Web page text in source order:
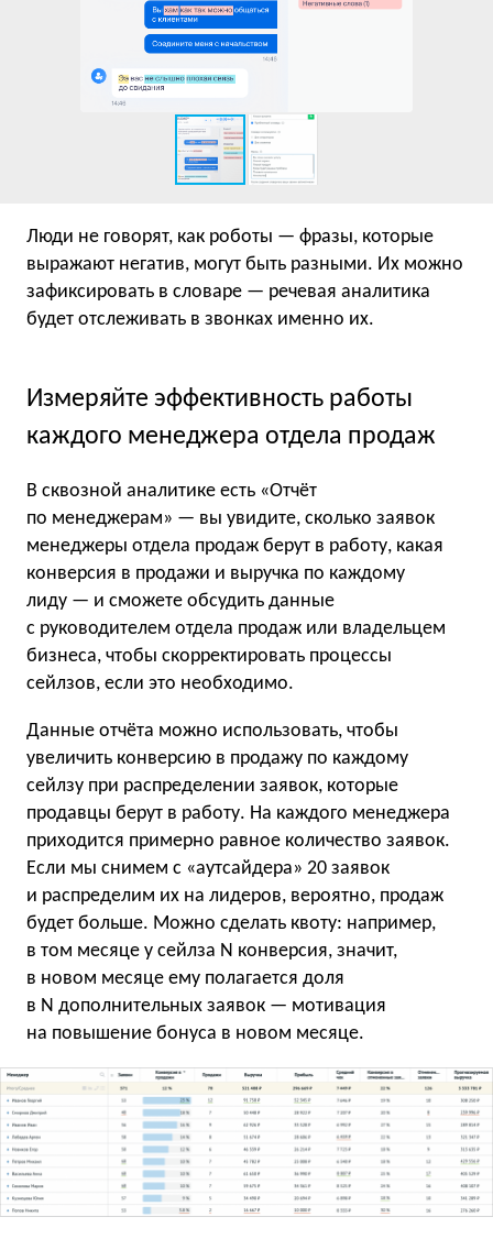
Люди не говорят, как роботы — фразы, которые
выражают негатив, могут быть разными. Их можно
зафиксировать в словаре — речевая аналитика
будет отслеживать в звонках именно их.
Измеряйте эффективность работы
каждого менеджера отдела продаж
В сквозной аналитике есть «Отчёт
по менеджерам» — вы увидите, сколько заявок
менеджеры отдела продаж берут в работу, какая
конверсия в продажи и выручка по каждому
лиду — и сможете обсудить данные
с руководителем отдела продаж или владельцем
бизнеса, чтобы скорректировать процессы
сейлзов, если это необходимо.
Данные отчёта можно использовать, чтобы
увеличить конверсию в продажу по каждому
сейлзу при распределении заявок, которые
продавцы берут в работу. На каждого менеджера
приходится примерно равное количество заявок.
Если мы снимем с «аутсайдера» 20 заявок
и распределим их на лидеров, вероятно, продаж
будет больше. Можно сделать квоту: например,
в том месяце у сейлза N конверсия, значит,
в новом месяце ему полагается доля
в N дополнительных заявок — мотивация
на повышение бонуса в новом месяце.